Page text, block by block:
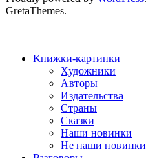
GretaThemes.
Книжки-картинки
Художники
Авторы
Издательства
Страны
Сказки
Наши новинки
Не наши новинки